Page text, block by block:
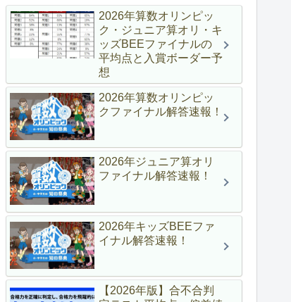
2026年算数オリンピッ
ク・ジュニア算オリ・キ
ッズBEEファイナルの
平均点と入賞ボーダー予
想
2026年算数オリンピッ
クファイナル解答速報！
2026年ジュニア算オリ
ファイナル解答速報！
2026年キッズBEEファ
イナル解答速報！
【2026年版】合不合判